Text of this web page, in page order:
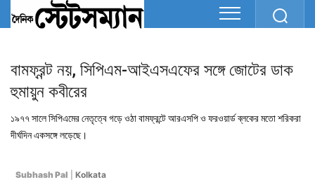
বামফ্রন্ট নয়, সিপিএম-আইএসএফের সঙ্গে জোটের ডাক
হুমায়ুন কবীরের
১৯৭৭ সালে সিপিএমের নেতৃত্বে গড়ে ওঠা বামফ্রন্টে আরএসপি ও ফরওয়ার্ড ব্লকের মতো শরিকরা
দীর্ঘদিন একসঙ্গে লড়েছে।
Subhash Pal
Kolkata